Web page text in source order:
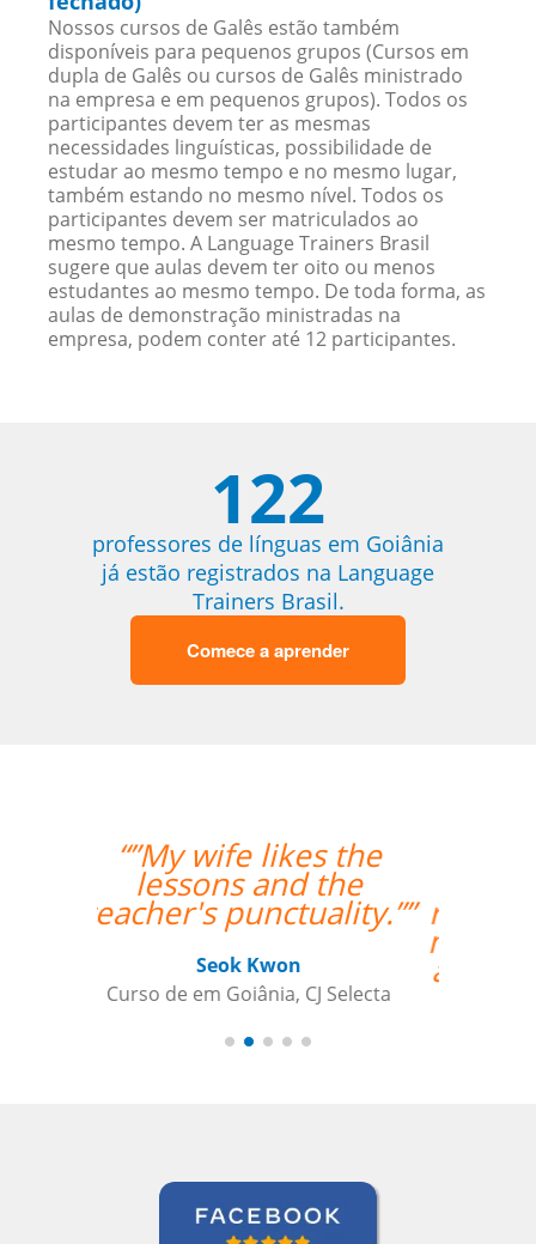
Nossos cursos de Galês estão também
disponíveis para pequenos grupos (Cursos em
dupla de Galês ou cursos de Galês ministrado
na empresa e em pequenos grupos). Todos os
participantes devem ter as mesmas
necessidades linguísticas, possibilidade de
estudar ao mesmo tempo e no mesmo lugar,
também estando no mesmo nível. Todos os
participantes devem ser matriculados ao
mesmo tempo. A Language Trainers Brasil
sugere que aulas devem ter oito ou menos
estudantes ao mesmo tempo. De toda forma, as
aulas de demonstração ministradas na
empresa, podem conter até 12 participantes.
122
professores de línguas em Goiânia
já estão registrados na Language
Trainers Brasil.
Comece a aprender
“”Eu tenho somente
postos positivo para
ressaltar a respeito do
meu professor Peter e
a Language Trainers.””
Curso de Checo em San Francisco